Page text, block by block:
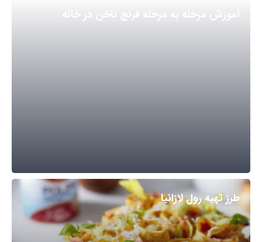
آموزش مرحله به مرحله فرنچ ناخن در خانه
طرز تهیه رول لازانیا